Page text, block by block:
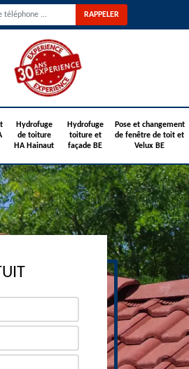
Hydrofuge
de toiture
HA Hainaut
Hydrofuge
toiture et
façade BE
Pose et changement
de fenêtre de toit et
Velux BE